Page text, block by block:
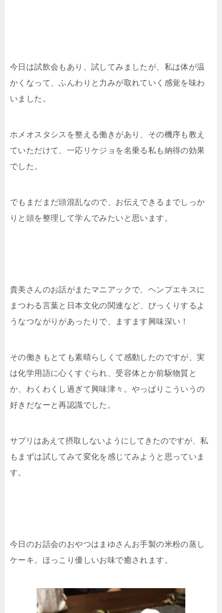
今日は試飲会もあり、試してみましたが、私は体が温
かくなって、ふんわりと力みが取れていく感覚を味わ
いました。
ホメオスタシスを整える働きがあり、その機序も教え
ていただけて、一応リケジョを名乗る私も納得の効果
でした。
でもまだまだ頭混乱なので、お伝えできるまでしっか
りと頭を整理して学んでみたいと思います。
貴美さんのお話がまたマニアックで、ヘンプエキスに
まつわる言葉と日本文化の関連など、びっくりするよ
うなつながりがあったりで、ますます興味深い！
その働きもとても素晴らしくて感動したのですが、実
は化学用語に心くすぐられ、受容体とか前駆物質と
か、わくわくし過ぎて興味津々。やっぱりこういうの
好きだなーと再認識でした。
サプリはあえて摂取しないようにしてきたのですが、 私
もまずは試してみて変化を感じてみようと思っていま
す。
今日のお話会のおやつはまゆさんお手製の米粉の蒸し
ケーキ。ほっこり優しいお味で癒されます。